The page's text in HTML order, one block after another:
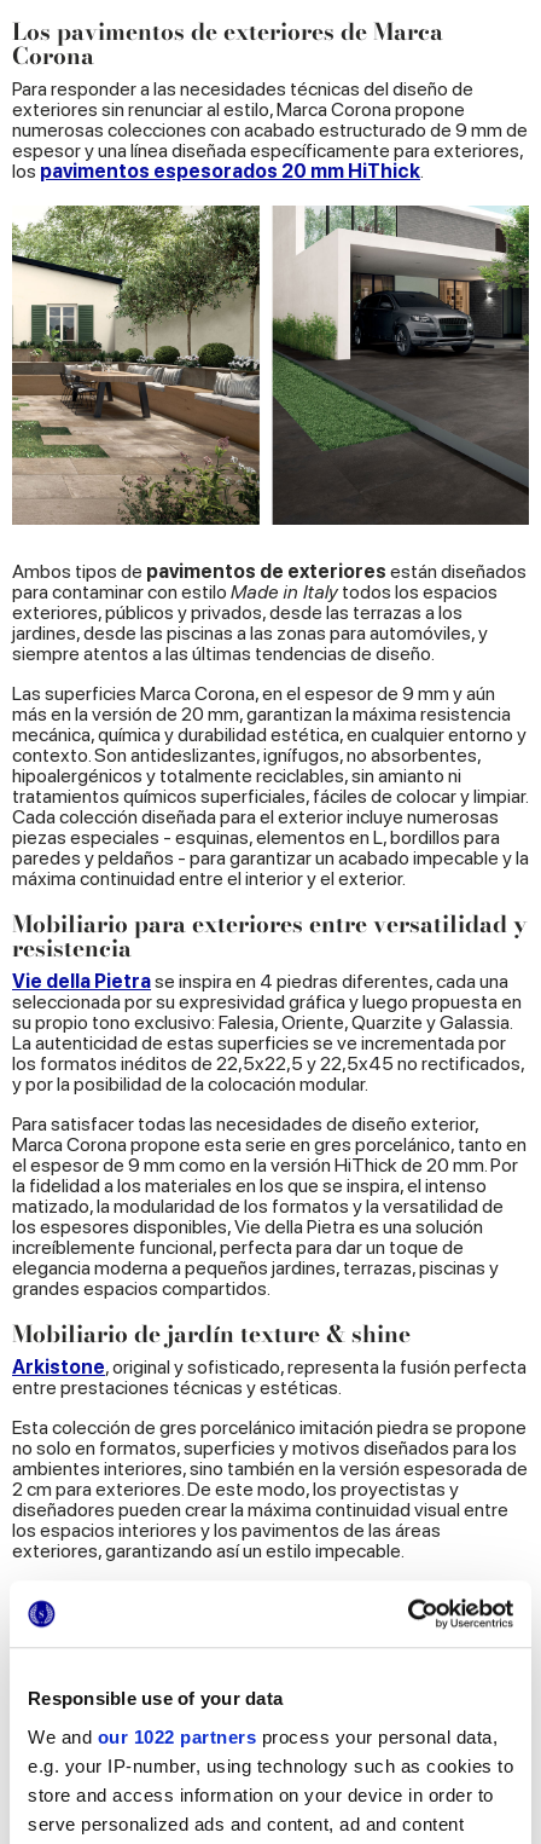
Responsible use of your data
We and our 1022 partners process your personal data,
e.g. your IP-number, using technology such as cookies to
store and access information on your device in order to
serve personalized ads and content, ad and content
Los pavimentos de exteriores de Marca
Corona
Para responder a las necesidades técnicas del diseño de
exteriores sin renunciar al estilo, Marca Corona propone
numerosas colecciones con acabado estructurado de 9 mm de
espesor y una línea diseñada específicamente para exteriores,
los pavimentos espesorados 20 mm HiThick.
Ambos tipos de pavimentos de exteriores están diseñados
para contaminar con estilo Made in Italytodos los espacios
exteriores, públicos y privados, desde las terrazas a los
jardines, desde las piscinas a las zonas para automóviles, y
siempre atentos a las últimas tendencias de diseño.
Las superficies Marca Corona, en el espesor de 9 mm y aún
más en la versión de 20 mm, garantizan la máxima resistencia
mecánica, química y durabilidad estética, en cualquier entorno y
contexto. Son antideslizantes, ignífugos, no absorbentes,
hipoalergénicos y totalmente reciclables, sin amianto ni
tratamientos químicos superficiales, fáciles de colocar y limpiar.
Cada colección diseñada para el exterior incluye numerosas
piezas especiales - esquinas, elementos en L, bordillos para
paredes y peldaños - para garantizar un acabado impecable y la
máxima continuidad entre el interior y el exterior.
Mobiliario para exteriores entre versatilidad y
resistencia
Vie della Pietrase inspira en 4 piedras diferentes, cada una
seleccionada por su expresividad gráfica y luego propuesta en
su propio tono exclusivo: Falesia, Oriente, Quarzite y Galassia.
La autenticidad de estas superficies se ve incrementada por
los formatos inéditos de 22,5x22,5 y 22,5x45 no rectificados,
y por la posibilidad de la colocación modular.
Para satisfacer todas las necesidades de diseño exterior,
Marca Corona propone esta serie en gres porcelánico, tanto en
el espesor de 9 mm como en la versión HiThick de 20 mm. Por
la fidelidad a los materiales en los que se inspira, el intenso
matizado, la modularidad de los formatos y la versatilidad de
los espesores disponibles, Vie della Pietra es una solución
increíblemente funcional, perfecta para dar un toque de
elegancia moderna a pequeños jardines, terrazas, piscinas y
grandes espacios compartidos.
Mobiliario de jardín texture & shine
Arkistone, original y sofisticado, representa la fusión perfecta
entre prestaciones técnicas y estéticas.
Esta colección de gres porcelánico imitación piedra se propone
no solo en formatos, superficies y motivos diseñados para los
ambientes interiores, sino también en la versión espesorada de
2 cm para exteriores. De este modo, los proyectistas y
diseñadores pueden crear la máxima continuidad visual entre
los espacios interiores y los pavimentos de las áreas
exteriores, garantizando así un estilo impecable.
Pavimentos de exteriores industrial chic
Para decorar exteriores más contemporáneos, la colección
ideal esPhase, superficies de gres porcelánico imitación
la gama Phase propone el acabado Trama Out de 9 mm, una
estructura de diseño innovadora inspirada en las mallas de
refuerzo de hormigón armado, y los pavimentos HiThick de 20
mm de espesor, en dos formatos diferentes.
La sofisticada y moderna paleta y los exclusivos detalles de
óxido de la Trama Out hacen que Phase sea una propuesta
innovadora y elegante para elmobiliario de jardín, la zona de